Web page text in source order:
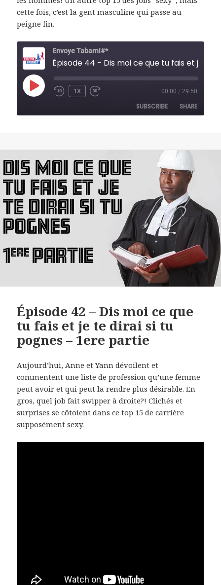
cette fois, c’est la gent masculine qui passe au
peigne fin.
Envoye Tabarn!#*
PLAY
EPISODE REWIND
1X
FAST
00:00 / 29:50
SUBSCRIBE SHARE
EMBED
Épisode 42 – Dis moi ce que
tu fais et je te dirai si tu
pognes – 1ere partie
Aujourd’hui, Anne et Yann dévoilent et
commentent une liste de profession qu’une femme
peut avoir et qui peut la rendre plus désirable. En
gros, quel job fait swipper à droite?! Clichés et
surprises se côtoient dans ce top 15 de carrière
supposément sexy.